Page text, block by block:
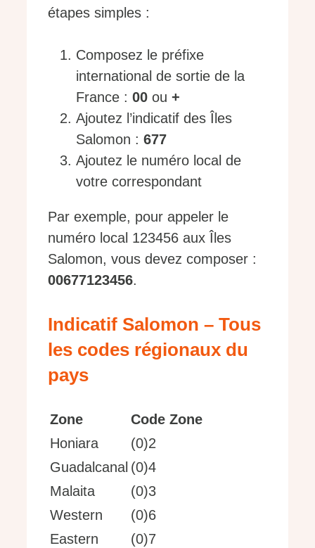
étapes simples :
Composez le préfixe
international de sortie de la
France : 00 ou +
Ajoutez l’indicatif des Îles
Salomon : 677
Ajoutez le numéro local de
votre correspondant
Par exemple, pour appeler le
numéro local 123456 aux Îles
Salomon, vous devez composer :
00677123456.
Indicatif Salomon – Tous
les codes régionaux du
pays
Zone
Code Zone
Honiara
(0)2
Guadalcanal (0)4
Malaita
(0)3
Western
(0)6
Eastern
(0)7